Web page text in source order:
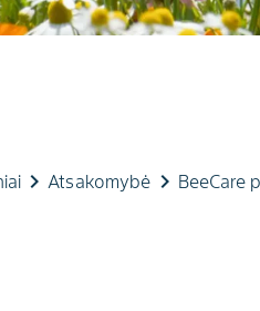
keyboard_arrow_rightAtsakomybė keyboard_arrow_right BeeCare